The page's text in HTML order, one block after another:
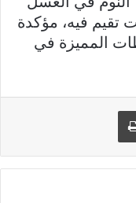
تقيم فيه، مؤكدة
المميزة في
طباعة